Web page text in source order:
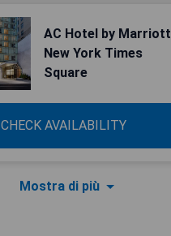
AC Hotel by Marriott
New York Times
Square
CHECK AVAILABILITY
Mostra di più